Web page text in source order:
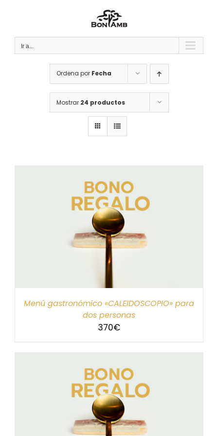
Ir a...
Ordena por Fecha
Mostrar 24 productos
Menú gastronómico «CALEIDOSCOPIO» para
dos personas
370€